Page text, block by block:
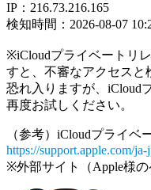
IP：216.73.216.165
検知時間：2026-08-07
※iCloudプライベートリ
すと、不審なアクセスと
恐れ入りますが、iCloud
再度お試しください。
（参考）iCloudプライベ
https://support.apple.com/ja-
※外部サイト（Apple様